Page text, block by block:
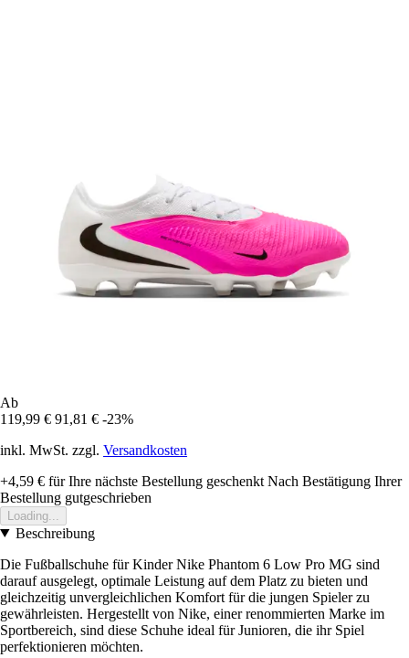
Ab
119,99 € 91,81 € -23%
inkl. MwSt. zzgl. Versandkosten
+4,59 € für Ihre nächste Bestellung geschenkt Nach Bestätigung Ihrer
Bestellung gutgeschrieben
Loading...
Beschreibung
Die Fußballschuhe für Kinder Nike Phantom 6 Low Pro MG sind
darauf ausgelegt, optimale Leistung auf dem Platz zu bieten und
gleichzeitig unvergleichlichen Komfort für die jungen Spieler zu
gewährleisten. Hergestellt von Nike, einer renommierten Marke im
Sportbereich, sind diese Schuhe ideal für Junioren, die ihr Spiel
perfektionieren möchten.